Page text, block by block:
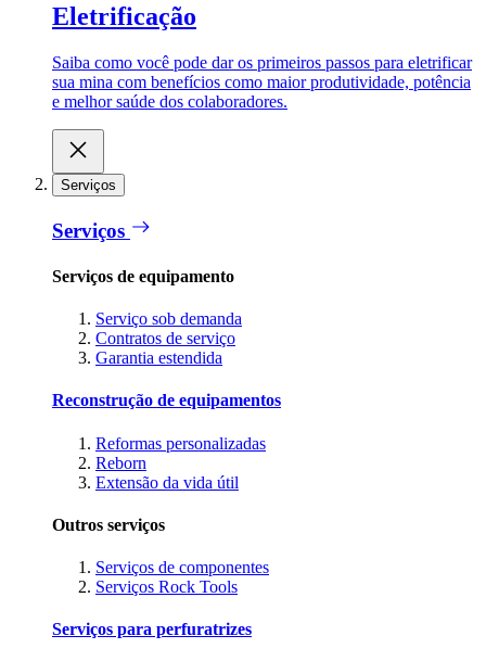
Eletrificação
Saiba como você pode dar os primeiros passos para eletrificar
sua mina com benefícios como maior produtividade, potência
e melhor saúde dos colaboradores.
Serviços
Serviços
Serviços de equipamento
Serviço sob demanda
Contratos de serviço
Garantia estendida
Reconstrução de equipamentos
Reformas personalizadas
Reborn
Extensão da vida útil
Outros serviços
Serviços de componentes
Serviços Rock Tools
Serviços para perfuratrizes